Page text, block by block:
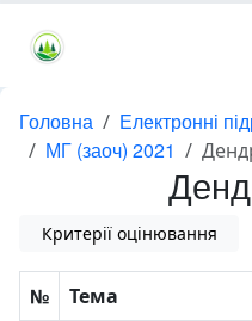
Головна
Електронні
МГ (заоч) 2021
Критерії оцінювання
№
Тема